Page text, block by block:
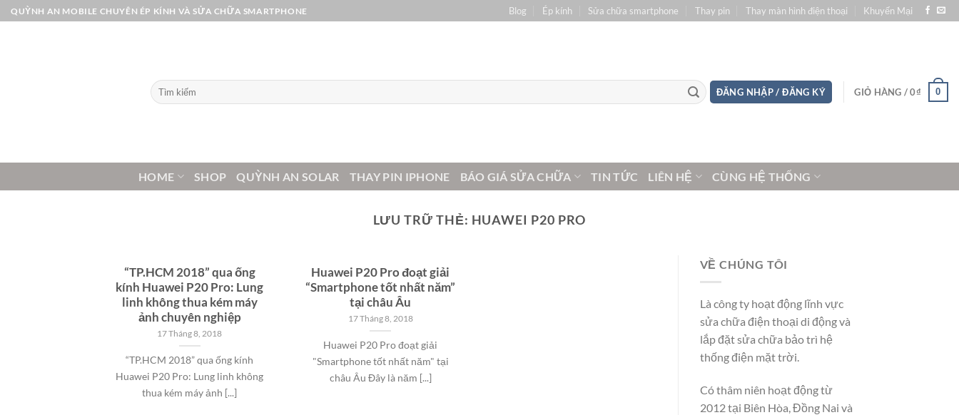
Bỏ
qua
QUỲNH AN MOBILE CHUYÊN ÉP KÍNH VÀ SỬA CHỮA SMARTPHONE Blog Ép kính Sửa chữa smartphone Thay pin Thay màn hình điện thoại Khuyến Mại
Tìm
kiếm:
ĐĂNG NHẬP / ĐĂNG KÝ GIỎ HÀNG /0₫ 0
HOME SHOP QUỲNH AN SOLAR THAY PIN IPHONE BÁO GIÁ SỬA CHỮA TIN TỨC LIÊN HỆ CÙNG HỆ THỐNG
LƯU TRỮ THẺ: HUAWEI P20 PRO
“TP.HCM 2018” qua ống
kính Huawei P20 Pro: Lung
linh không thua kém máy
ảnh chuyên nghiệp
17 Tháng 8, 2018
“TP.HCM 2018” qua ống kính
Huawei P20 Pro: Lung linh không
thua kém máy ảnh [...]
Huawei P20 Pro đoạt giải
“Smartphone tốt nhất năm”
tại châu Âu
17 Tháng 8, 2018
Huawei P20 Pro đoạt giải
"Smartphone tốt nhất năm" tại
châu Âu Đây là năm [...]
VỀ CHÚNG TÔI
Là công ty hoạt động lĩnh vực
sửa chữa điện thoại di động và
lắp đặt sửa chữa bảo trì hệ
thống điện mặt trời.
Có thâm niên hoạt động từ
2012 tại Biên Hòa, Đồng Nai và